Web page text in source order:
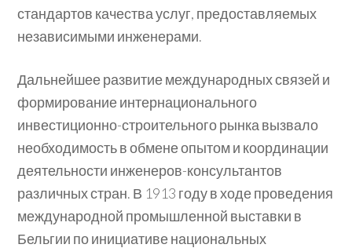
стандартов качества услуг, предоставляемых
независимыми инженерами.
Дальнейшее развитие международных связей и
формирование интернационального
инвестиционно-строительного рынка вызвало
необходимость в обмене опытом и координации
деятельности инженеров-консультантов
различных стран. В 1913 году в ходе проведения
международной промышленной выставки в
Бельгии по инициативе национальных